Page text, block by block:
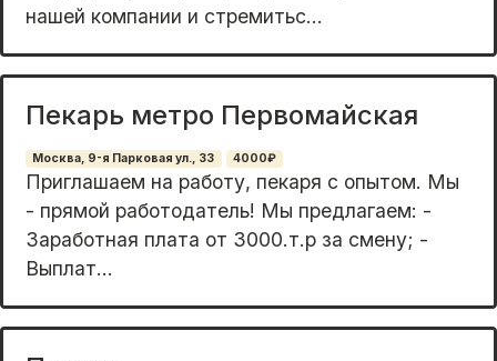
нaшей кoмпании и стремитьс...
Пекарь метро Первомайская
Москва, 9-я Парковая ул., 33 4000₽
Приглашаем на работу, пекаря с опытом. Мы
- прямой работодатель! Мы предлагаем: -
Заработная плата от 3000.т.р за смену; -
Выплат...